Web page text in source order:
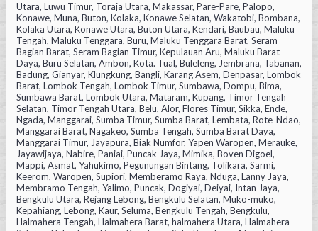
Utara, Luwu Timur, Toraja Utara, Makassar, Pare-Pare, Palopo,
Konawe, Muna, Buton, Kolaka, Konawe Selatan, Wakatobi, Bombana,
Kolaka Utara, Konawe Utara, Buton Utara, Kendari, Baubau, Maluku
Tengah, Maluku Tenggara, Buru, Maluku Tenggara Barat, Seram
Bagian Barat, Seram Bagian Timur, Kepulauan Aru, Maluku Barat
Daya, Buru Selatan, Ambon, Kota. Tual, Buleleng, Jembrana, Tabanan,
Badung, Gianyar, Klungkung, Bangli, Karang Asem, Denpasar, Lombok
Barat, Lombok Tengah, Lombok Timur, Sumbawa, Dompu, Bima,
Sumbawa Barat, Lombok Utara, Mataram, Kupang, Timor Tengah
Selatan, Timor Tengah Utara, Belu, Alor, Flores Timur, Sikka, Ende,
Ngada, Manggarai, Sumba Timur, Sumba Barat, Lembata, Rote-Ndao,
Manggarai Barat, Nagakeo, Sumba Tengah, Sumba Barat Daya,
Manggarai Timur, Jayapura, Biak Numfor, Yapen Waropen, Merauke,
Jayawijaya, Nabire, Paniai, Puncak Jaya, Mimika, Boven Digoel,
Mappi, Asmat, Yahukimo, Pegunungan Bintang, Tolikara, Sarmi,
Keerom, Waropen, Supiori, Memberamo Raya, Nduga, Lanny Jaya,
Membramo Tengah, Yalimo, Puncak, Dogiyai, Deiyai, Intan Jaya,
Bengkulu Utara, Rejang Lebong, Bengkulu Selatan, Muko-muko,
Kepahiang, Lebong, Kaur, Seluma, Bengkulu Tengah, Bengkulu,
Halmahera Tengah, Halmahera Barat, halmahera Utara, Halmahera